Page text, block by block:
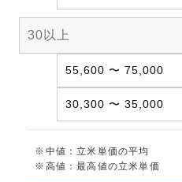
30以上
55,600 〜 75,000
30,300 〜 35,000
※中値：立米単価の平均
※高値：最高値の立米単価